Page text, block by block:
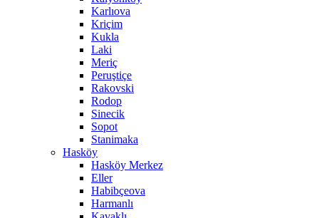
Karlıova
Kriçim
Kukla
Laki
Meriç
Peruştiçe
Rakovski
Rodop
Sinecik
Sopot
Stanimaka
Hasköy
Hasköy Merkez
Eller
Habibçeova
Harmanlı